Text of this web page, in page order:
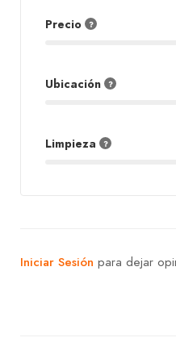
Precio
Ubicación
Limpieza
Iniciar Sesión para dejar